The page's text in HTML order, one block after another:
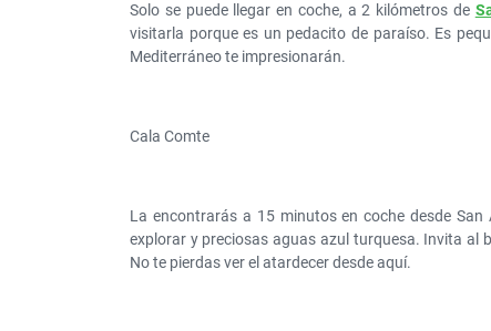
Solo se puede llegar en coche, a 2 kilómetros de
visitarla porque es un pedacito de paraíso. Es
Mediterráneo te impresionarán.
Cala Comte
La encontrarás a 15 minutos en coche desde
explorar y preciosas aguas azul turquesa. Invita al
No te pierdas ver el atardecer desde aquí.